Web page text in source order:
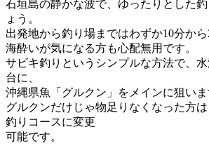
石垣島の静かな波で、ゆったりとした
ょう。
出発地から釣り場まではわずか10分から
海酔いが気になる方も心配無用です。
サビキ釣りというシンプルな方法で、
台に、
沖縄県魚「グルクン」をメインに狙いま
グルクンだけじゃ物足りなくなった方
釣りコースに変更
可能です。